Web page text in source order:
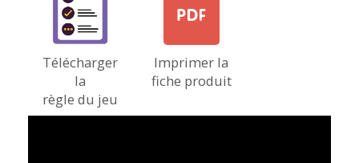
Télécharger
la
règle du jeu
Imprimer la
fiche produit